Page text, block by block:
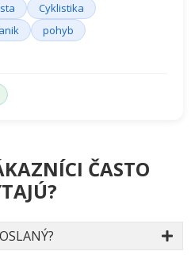
Cyklistika
pohyb
ČASTO